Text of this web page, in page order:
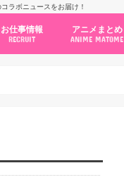
ラボニュースをお届け！
お仕事情報
RECRUIT
アニメまとめ
ANIME MATOME